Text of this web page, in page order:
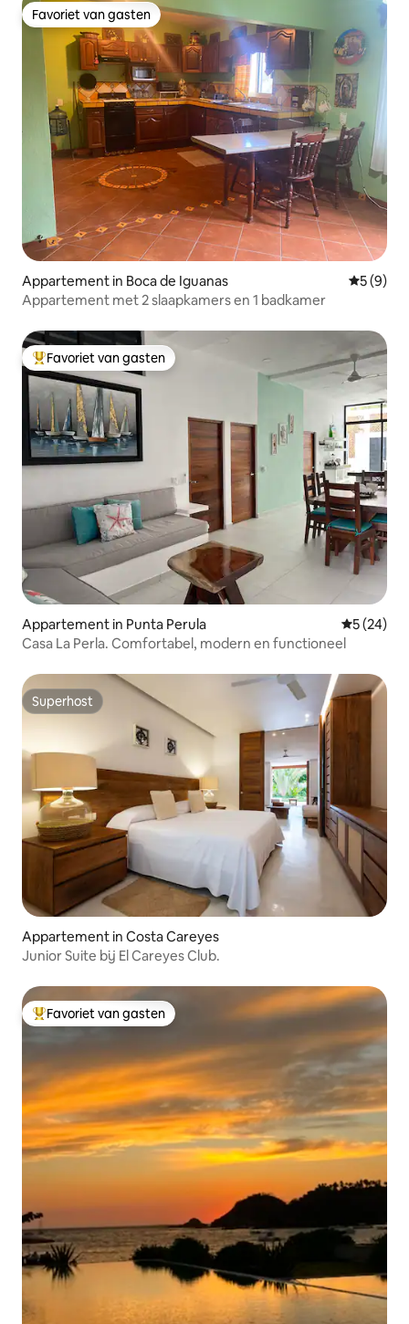
Favoriet van gasten
Favoriet van gasten
Appartement in Boca de Iguanas
5 (9)
Appartement met 2 slaapkamers en 1 badkamer
Topfavoriet van gasten
Favoriet van gasten
Appartement in Punta Perula
5 (24)
Casa La Perla. Comfortabel, modern en functioneel
Superhost
Superhost
Appartement in Costa Careyes
Junior Suite bij El Careyes Club.
Topfavoriet van gasten
Favoriet van gasten